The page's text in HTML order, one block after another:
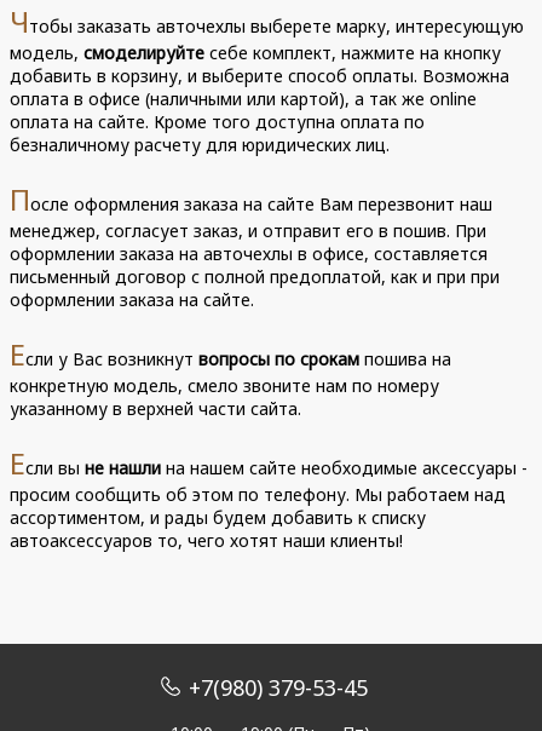
Чтобы заказать авточехлы выберете марку, интересующую
модель,смоделируйте себе комплект, нажмите на кнопку
добавить в корзину, и выберите способ оплаты. Возможна
оплата в офисе (наличными или картой), а так же online
оплата на сайте. Кроме того доступна оплата по
безналичному расчету для юридических лиц.
После оформления заказа на сайте Вам перезвонит наш
менеджер, согласует заказ, и отправит его в пошив. При
оформлении заказа на авточехлы в офисе, составляется
письменный договор с полной предоплатой, как и при при
оформлении заказа на сайте.
Если у Вас возникнутвопросы по срокам пошива на
конкретную модель, смело звоните нам по номеру
указанному в верхней части сайта.
Если выне нашлина нашем сайте необходимые аксессуары -
просим сообщить об этом по телефону. Мы работаем над
ассортиментом, и рады будем добавить к списку
автоаксессуаров то, чего хотят наши клиенты!
+7(980) 379-53-45